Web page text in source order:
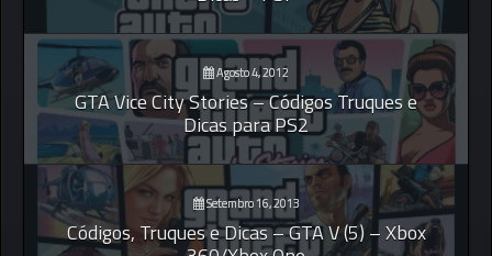
Agosto 4, 2012
GTA Vice City Stories – Códigos Truques e
Dicas para PS2
Setembro 16, 2013
Códigos, Truques e Dicas – GTA V (5) – Xbox